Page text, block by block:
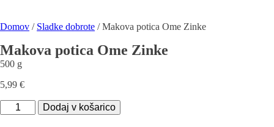
Domov / Sladke dobrote / Makova potica Ome Zinke
Makova potica Ome Zinke
500 g
5,99 €
Makova
potica
Dodaj v košarico